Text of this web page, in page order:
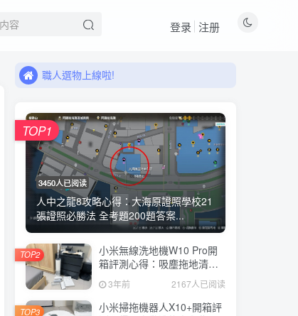
登录 注册
來看看11月有什麼新品!
來看看11月有什麼新品!
3450人已阅读
人中之龍8攻略心得：大海原證照學校21
張證照必勝法 全考題200題答案...
TOP1
小米無線洗地機W10 Pro開
箱評測心得：吸塵拖地清洗3
合1、90度可調式機身、續航
力35分鐘、售價15995元
3年前 2167人已阅读
TOP2
小米掃拖機器人X10+開箱評
TOP3